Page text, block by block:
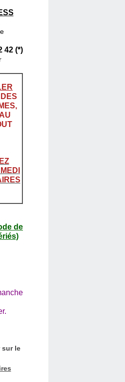
42 (*)
de
sur le